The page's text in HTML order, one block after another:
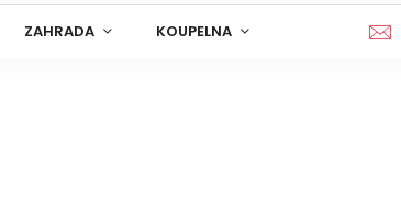
ZAHRADA KOUPELNA